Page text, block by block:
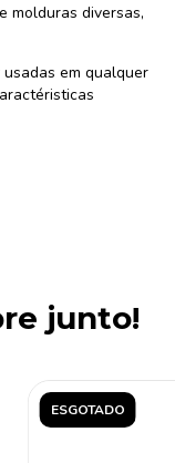
molduras diversas,
em qualquer
junto!
ESGOTADO